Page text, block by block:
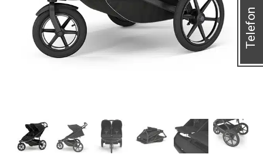
Telefon